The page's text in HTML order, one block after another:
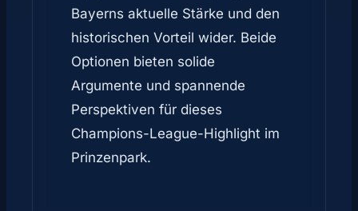
Bayerns aktuelle Stärke und den
historischen Vorteil wider. Beide
Optionen bieten solide
Argumente und spannende
Perspektiven für dieses
Champions-League-Highlight im
Prinzenpark.